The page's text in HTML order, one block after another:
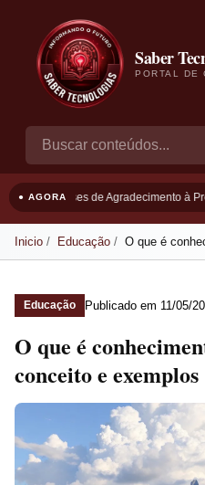
Saber
PORTAL DE
● AGORAFrases de Agradecimento à
Inicio Educação O que é
Educação Publicado em 11/05/
O que é
conceito e exemplos